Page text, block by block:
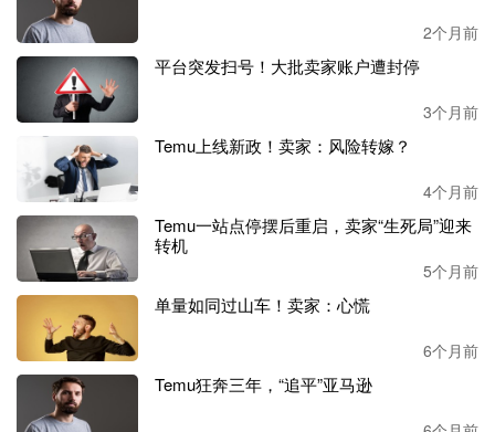
2个月前
平台突发扫号！大批卖家账户遭封停
3个月前
Temu上线新政！卖家：风险转嫁？
4个月前
Temu一站点停摆后重启，卖家“生死局”迎来
转机
5个月前
单量如同过山车！卖家：心慌
6个月前
Temu狂奔三年，“追平”亚马逊